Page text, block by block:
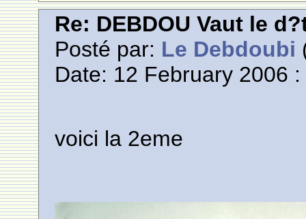
Re: DEBDOU Vaut le
Posté par: Le Debdoubi
Date: 12 February 2006
voici la 2eme